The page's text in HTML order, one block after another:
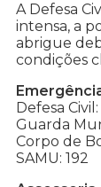
A Defesa
intensa, a
abrigue
condições
Defesa Civil:
Guarda
Corpo de
SAMU: 192